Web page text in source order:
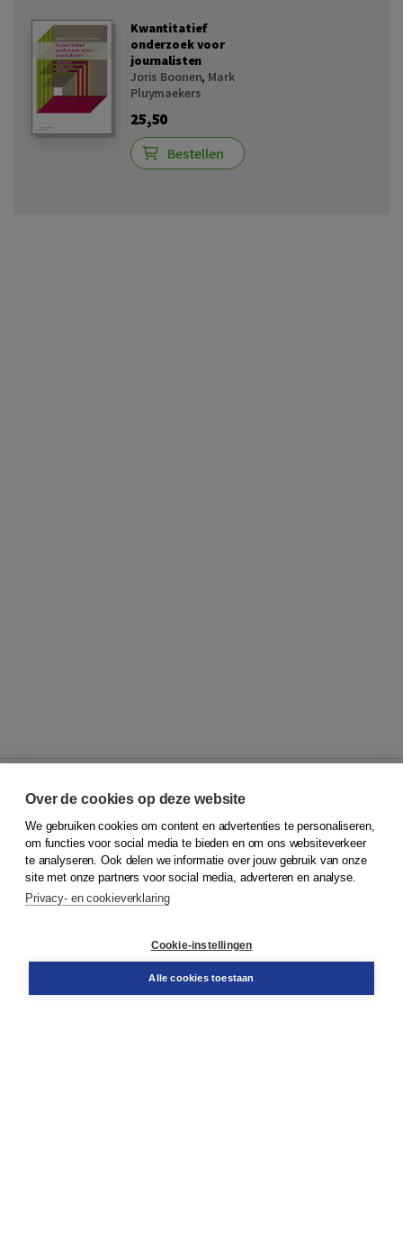
Kwantitatief
onderzoek voor
journalisten
Joris Boonen, Mark
Pluymaekers
25,50
Bestellen
© 2026Koninklijke Boom uitgevers
Klantenservice
Service & informatie
Contact
Over de cookies op deze website
We gebruiken cookies om content en advertenties te personaliseren,
om functies voor social media te bieden en om ons websiteverkeer
te analyseren. Ook delen we informatie over jouw gebruik van onze
site met onze partners voor social media, adverteren en analyse.
Privacy- en cookieverklaring
Cookie-instellingen
Alle cookies toestaan